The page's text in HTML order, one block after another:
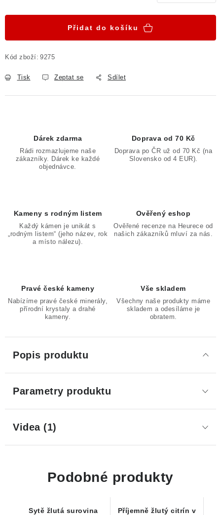
Přidat do košíku
Kód zboží: 9275
Tisk Zeptat se Sdílet
Dárek zdarma
Rádi rozmazlujeme naše
zákazníky. Dárek ke každé
objednávce.
Doprava od 70 Kč
Doprava po ČR už od 70 Kč (na
Slovensko od 4 EUR).
Kameny s rodným listem
Každý kámen je unikát s
„rodným listem“ (jeho název, rok
a místo nálezu).
Ověřený eshop
Ověřené recenze na Heurece od
našich zákazníků mluví za nás.
Pravé české kameny
Nabízíme pravé české minerály,
přírodní krystaly a drahé
kameny.
Vše skladem
Všechny naše produkty máme
skladem a odesíláme je
obratem.
Popis produktu
Parametry produktu
Videa (1)
Podobné produkty
Sytě žlutá surovina
Příjemně žlutý citrín v